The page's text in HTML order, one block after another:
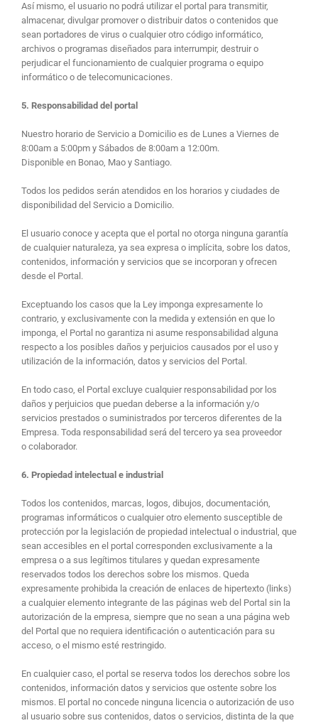
Así mismo, el usuario no podrá utilizar el portal para transmitir,
almacenar, divulgar promover o distribuir datos o contenidos que
sean portadores de virus o cualquier otro código informático,
archivos o programas diseñados para interrumpir, destruir o
perjudicar el funcionamiento de cualquier programa o equipo
informático o de telecomunicaciones.
5. Responsabilidad del portal
Nuestro horario de Servicio a Domicilio es de Lunes a Viernes de
8:00am a 5:00pm y Sábados de 8:00am a 12:00m.
Disponible en Bonao, Mao y Santiago.
Todos los pedidos serán atendidos en los horarios y ciudades de
disponibilidad del Servicio a Domicilio.
El usuario conoce y acepta que el portal no otorga ninguna garantía
de cualquier naturaleza, ya sea expresa o implícita, sobre los datos,
contenidos, información y servicios que se incorporan y ofrecen
desde el Portal.
Exceptuando los casos que la Ley imponga expresamente lo
contrario, y exclusivamente con la medida y extensión en que lo
imponga, el Portal no garantiza ni asume responsabilidad alguna
respecto a los posibles daños y perjuicios causados por el uso y
utilización de la información, datos y servicios del Portal.
En todo caso, el Portal excluye cualquier responsabilidad por los
daños y perjuicios que puedan deberse a la información y/o
servicios prestados o suministrados por terceros diferentes de la
Empresa. Toda responsabilidad será del tercero ya sea proveedor
o colaborador.
6. Propiedad intelectual e industrial
Todos los contenidos, marcas, logos, dibujos, documentación,
programas informáticos o cualquier otro elemento susceptible de
protección por la legislación de propiedad intelectual o industrial, que
sean accesibles en el portal corresponden exclusivamente a la
empresa o a sus legítimos titulares y quedan expresamente
reservados todos los derechos sobre los mismos. Queda
expresamente prohibida la creación de enlaces de hipertexto (links)
a cualquier elemento integrante de las páginas web del Portal sin la
autorización de la empresa, siempre que no sean a una página web
del Portal que no requiera identificación o autenticación para su
acceso, o el mismo esté restringido.
En cualquier caso, el portal se reserva todos los derechos sobre los
contenidos, información datos y servicios que ostente sobre los
mismos. El portal no concede ninguna licencia o autorización de uso
al usuario sobre sus contenidos, datos o servicios, distinta de la que